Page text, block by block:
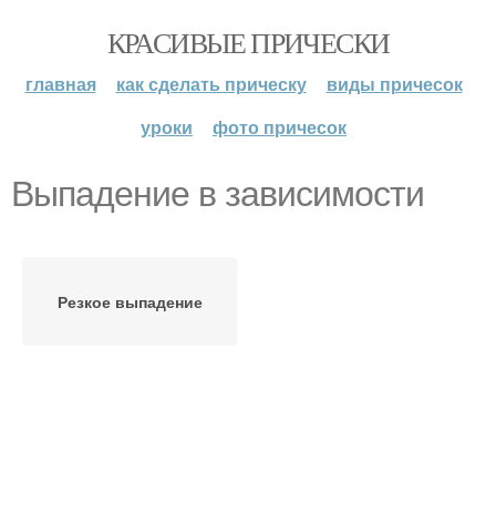
КРАСИВЫЕ ПРИЧЕСКИ
главная как сделать прическу
виды причесок
уроки
фото причесок
Выпадение в зависимости
Резкое выпадение